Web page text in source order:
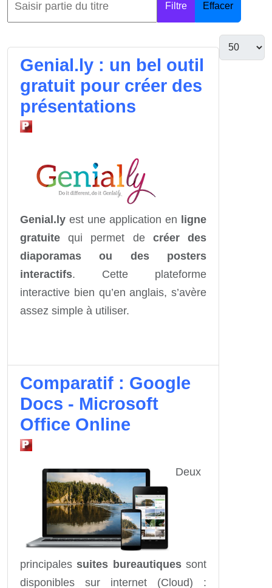
Filtre Effacer
Genial.ly : un bel outil
gratuit pour créer des
présentations
Genial.ly est une application en
ligne
gratuite qui permet de créer des
diaporamas ou des posters
interactifs. Cette plateforme
interactive bien qu’en anglais, s’avère
assez simple à utiliser.
Comparatif : Google
Docs - Microsoft
Office Online
Deux
principalessuites bureautiquessont
disponibles sur internet (Cloud) :